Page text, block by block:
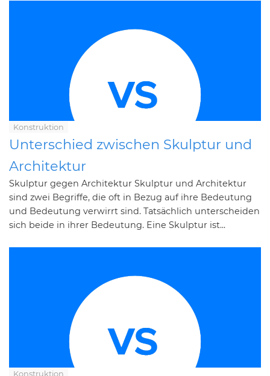
Konstruktion
Unterschied zwischen Skulptur und
Architektur
Skulptur gegen Architektur Skulptur und Architektur
sind zwei Begriffe, die oft in Bezug auf ihre Bedeutung
und Bedeutung verwirrt sind. Tatsächlich unterscheiden
sich beide in ihrer Bedeutung. Eine Skulptur ist...
Konstruktion